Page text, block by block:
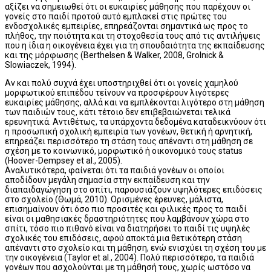
αξίζει να σημειωθεί ότι οι ευκαιρίες μάθησης που παρέχουν οι
γονείς στο παιδί προτού αυτό εμπλακεί στις πρώτες του
ενδοσχολικές εμπειρίες, επηρεάζονται σημαντικά ως προς το
πλήθος, την ποιότητα και τη στοχοθεσία τους από τις αντιλήψεις
που η ίδια η οικογένεια έχει για τη σπουδαιότητα της εκπαίδευσης
και της μόρφωσης (Berthelsen & Walker, 2008, Grolnick &
Slowiaczek, 1994).
Αν και πολύ συχνά έχει υποστηριχθεί ότι οι γονείς χαμηλού
μορφωτικού επιπέδου τείνουν να προσφέρουν λιγότερες
ευκαιρίες μάθησης, αλλά και να εμπλέκονται λιγότερο στη μάθηση
των παιδιών τους, κάτι τέτοιο δεν επιβεβαιώνεται τελικά
ερευνητικά. Αντιθέτως, τα υπάρχοντα δεδομένα καταδεικνύουν ότι
η προσωπική σχολική εμπειρία των γονέων, θετική ή αρνητική,
επηρεάζει περισσότερο τη στάση τους απέναντι στη μάθηση σε
σχέση με το κοινωνικό, μορφωτικό ή οικονομικό τους status
(Hoover-Dempsey et al., 2005).
Αναλυτικότερα, φαίνεται ότι τα παιδιά γονέων οι οποίοι
αποδίδουν μεγάλη σημασία στην εκπαίδευση και την
διαπαιδαγώγηση στο σπίτι, παρουσιάζουν υψηλότερες επιδόσεις
στο σχολείο (Θωμά, 2010). Ορισμένες έρευνες, μάλιστα,
επισημαίνουν ότι όσο πιο προσιτές και φιλικές προς το παιδί
είναι οι μαθησιακές δραστηριότητες που λαμβάνουν χώρα στο
σπίτι, τόσο πιο πιθανό είναι να διατηρήσει το παιδί τις υψηλές
σχολικές του επιδόσεις, αφού αποκτά μια θετικότερη στάση
απέναντι στο σχολείο και τη μάθηση, ενώ ενισχύει τη σχέση του με
την οικογένεια (Taylor et al., 2004). Πολύ περισσότερο, τα παιδιά
γονέων που ασχολούνται με τη μάθησή τους, χωρίς ωστόσο να